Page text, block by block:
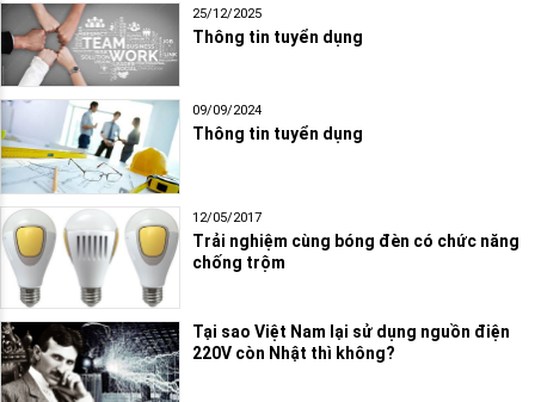
25/12/2025
Thông tin tuyển dụng
09/09/2024
Thông tin tuyển dụng
12/05/2017
Trải nghiệm cùng bóng đèn có chức năng
chống trộm
Tại sao Việt Nam lại sử dụng nguồn điện
220V còn Nhật thì không?